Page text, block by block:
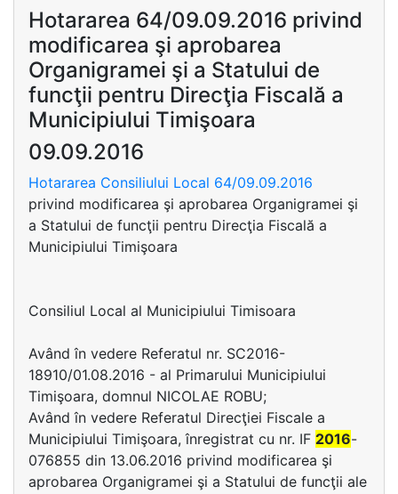
Hotararea 64/09.09.2016 privind
modificarea şi aprobarea
Organigramei şi a Statului de
funcţii pentru Direcţia Fiscală a
Municipiului Timişoara
09.09.2016
Hotararea Consiliului Local 64/09.09.2016
privind modificarea şi aprobarea Organigramei şi
a Statului de funcţii pentru Direcţia Fiscală a
Municipiului Timişoara
Consiliul Local al Municipiului Timisoara
Având în vedere Referatul nr. SC2016-
18910/01.08.2016 - al Primarului Municipiului
Timişoara, domnul NICOLAE ROBU;
Având în vedere Referatul Direcţiei Fiscale a
Municipiului Timişoara, înregistrat cu nr. IF 2016-
076855 din 13.06.2016 privind modificarea şi
aprobarea Organigramei şi a Statului de funcţii ale